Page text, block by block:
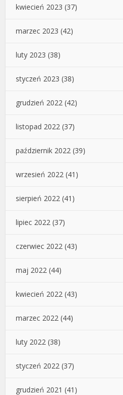
kwiecień 2023 (37)
marzec 2023 (42)
luty 2023 (38)
styczeń 2023 (38)
grudzień 2022 (42)
listopad 2022 (37)
październik 2022 (39)
wrzesień 2022 (41)
sierpień 2022 (41)
lipiec 2022 (37)
czerwiec 2022 (43)
maj 2022 (44)
kwiecień 2022 (43)
marzec 2022 (44)
luty 2022 (38)
styczeń 2022 (37)
grudzień 2021 (41)